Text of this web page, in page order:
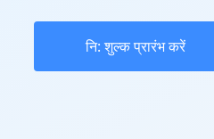
नि: शुल्क प्रारंभ करें